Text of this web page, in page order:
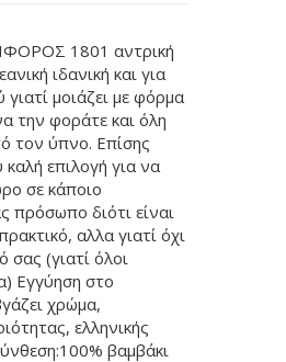
1801 αντρική
ιδανική και για
μοιάζει με φόρμα
την φοράτε και όλη
τον ύπνο. Επίσης
καλή επιλογή για να
σε κάποιο
πρόσωπο διότι είναι
αλλα γιατί όχι
σας (γιατί όλοι
Εγγύηση στο
χρώμα,
ελληνικής
βαμβάκι